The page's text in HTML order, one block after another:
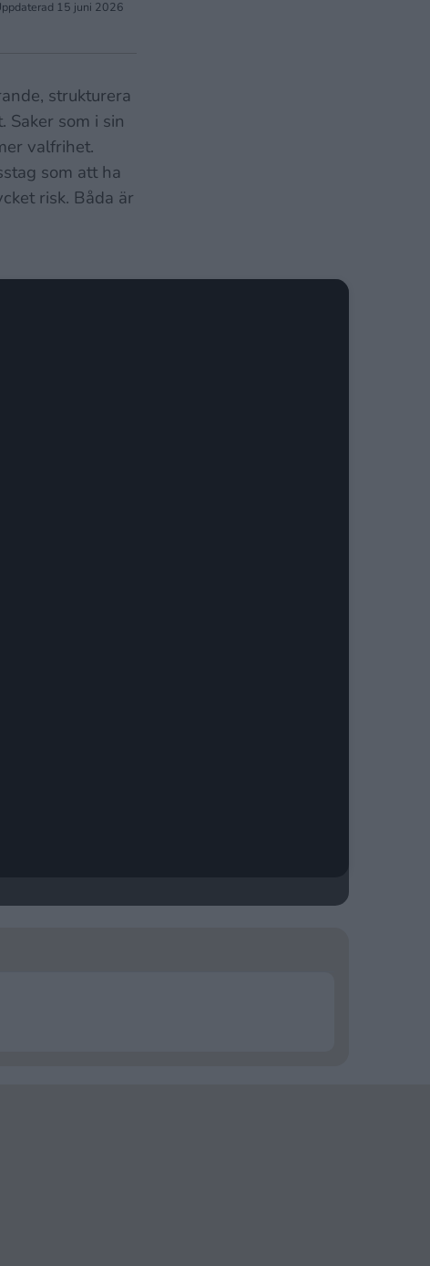
15 juni 2026
strukturera
som i sin
valfrihet.
som att ha
risk. Båda är